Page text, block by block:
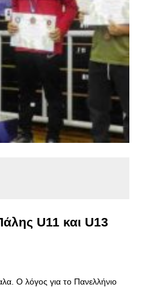
U11 και U13
Ο λόγος για το Πανελλήνιο